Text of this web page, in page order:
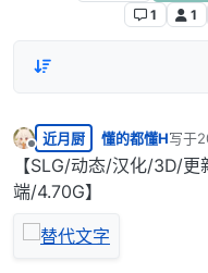
1
1
离线
近月厨 懂的都懂H写于
最后
【SLG/动态/汉化/3D/
端/4.70G】